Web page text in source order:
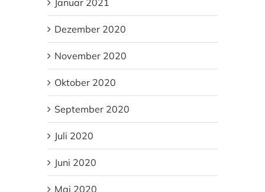
Dezember 2020
November 2020
Oktober 2020
September 2020
Juli 2020
Juni 2020
Mai 2020